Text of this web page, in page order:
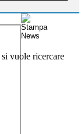
vuole ricercare